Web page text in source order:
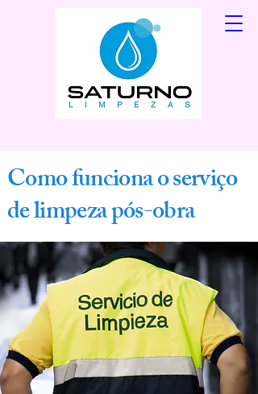
Como funciona o serviço
de limpeza pós-obra